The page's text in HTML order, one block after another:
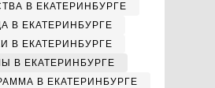
В ЕКАТЕРИНБУРГЕ
В ЕКАТЕРИНБУРГЕ
В ЕКАТЕРИНБУРГЕ
В ЕКАТЕРИНБУРГЕ
В ЕКАТЕРИНБУРГЕ